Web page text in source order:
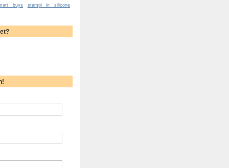
buys
stampi in silicone